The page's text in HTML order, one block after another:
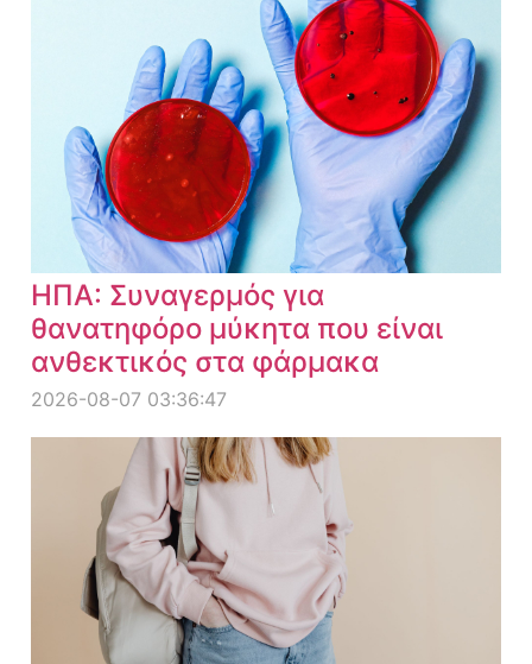
ΗΠΑ: Συναγερμός για
θανατηφόρο μύκητα που είναι
ανθεκτικός στα φάρμακα
2026-08-07 03:36:47